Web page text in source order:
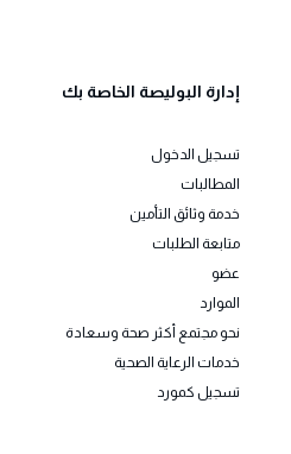
إدارة البوليصة الخاصة بك
تسجيل الدخول
المطالبات
خدمة وثائق التأمين
متابعة الطلبات
عضو
الموارد
نحو مجتمع أكثر صحة وسعادة
خدمات الرعاية الصحية
تسجيل كمورد